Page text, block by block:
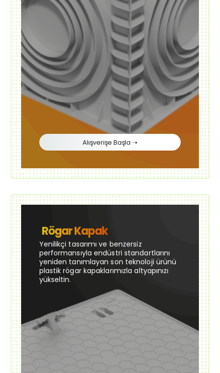
Alışverişe Başla ➝
Rögar Kapak
Yenilikçi tasarımı ve benzersiz
performansıyla endüstri standartlarını
yeniden tanımlayan son teknoloji ürünü
plastik rögar kapaklarımızla altyapınızı
yükseltin.